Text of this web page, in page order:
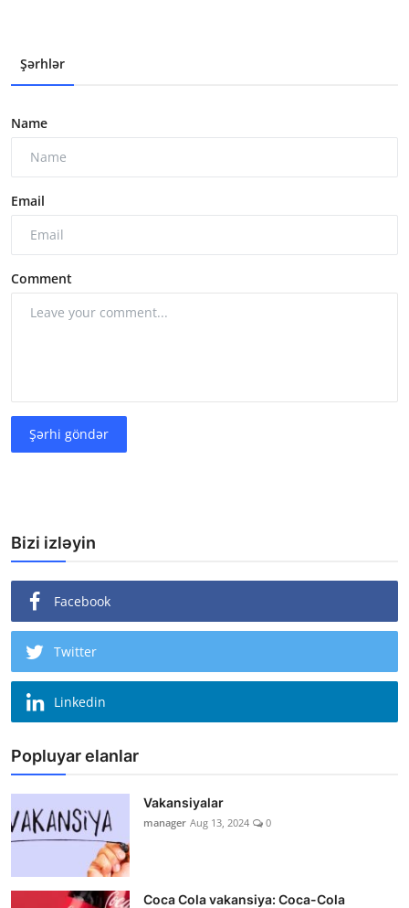
Şərhlər
Name
Email
Comment
Şərhi göndər
Bizi izləyin
Facebook
Twitter
Linkedin
Popluyar elanlar
Vakansiyalar
manager Aug 13, 2024 0
Coca Cola vakansiya: Coca-Cola